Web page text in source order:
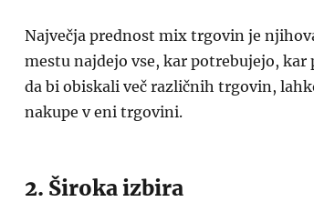
Največja prednost mix trgovin je
mestu najdejo vse, kar potrebujejo,
da bi obiskali več različnih trgovin,
nakupe v eni trgovini.
2. Široka izbira